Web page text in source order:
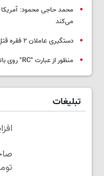
محمد حاجی محمود:
می‌کند
دستگیری عاملان ۲ فقره قتل در سروآباد و قروه
منظور از عبارت "RC" روی باتری چیست؟
تبلیغات